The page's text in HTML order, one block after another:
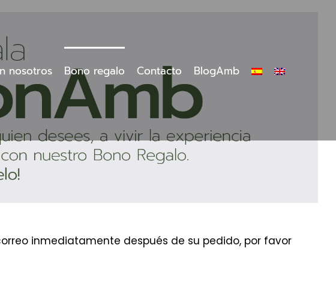
nosotros Bono regalo Contacto BlogAmb
inmediatamente después de su pedido, por favor